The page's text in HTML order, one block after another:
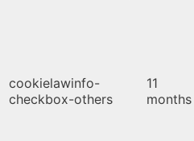
cookielawinfo-
checkbox-others
11
months